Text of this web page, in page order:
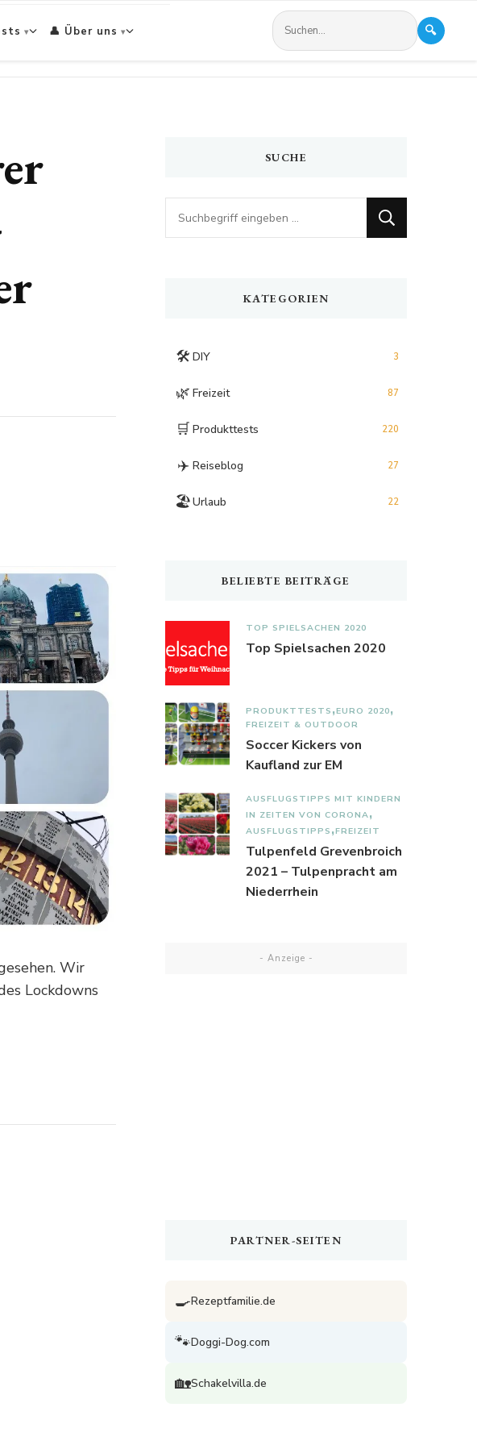
👤 Über uns 🔍
Wir
Lockdowns
SUCHE
Looking
for
KATEGORIEN
🛠️ DIY 3
🌿 Freizeit 87
🛒 Produkttests 220
✈️ Reiseblog 27
🏖️Urlaub 22
BELIEBTE BEITRÄGE
TOP SPIELSACHEN 2020
Top Spielsachen 2020
PRODUKTTESTS EURO 2020
FREIZEIT & OUTDOOR
Soccer Kickers von
Kaufland zur EM
AUSFLUGSTIPPS MIT KINDERN
IN ZEITEN VON CORONA
AUSFLUGSTIPPS FREIZEIT
Tulpenfeld Grevenbroich
2021 – Tulpenpracht am
Niederrhein
- Anzeige -
PARTNER-SEITEN
🍳Rezeptfamilie.de
🐾Doggi-Dog.com
🏡Schakelvilla.de